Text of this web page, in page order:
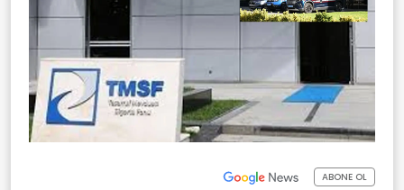
ABONE OL